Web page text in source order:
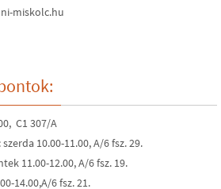
miskolc.hu
C1 307/A
10.00-11.00, A/6 fsz. 29.
11.00-12.00, A/6 fsz. 19.
14.00,A/6 fsz. 21.